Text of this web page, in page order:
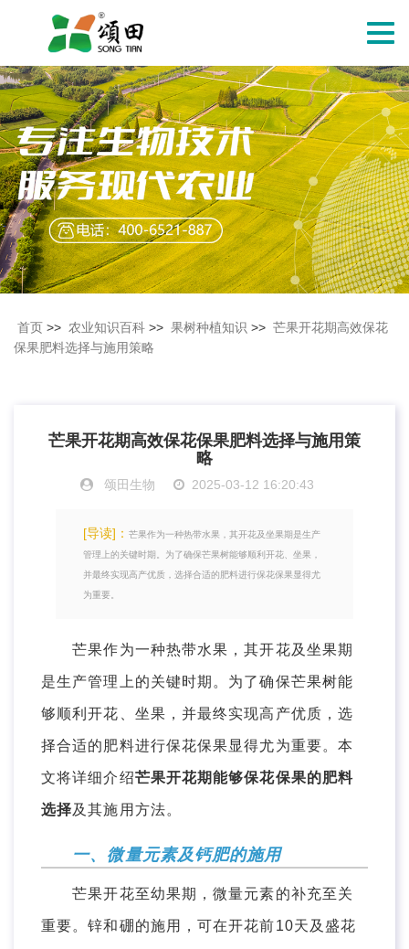
切
导
航
首页 >> 农业知识百科 >> 果树种植知识 >> 芒果开花期高效保花
保果肥料选择与施用策略
芒果开花期高效保花保果肥料选择与施用策
略
颂田生物 2025-03-12 16:20:43
[导读]： 芒果作为一种热带水果，其开花及坐果期是生产
管理上的关键时期。为了确保芒果树能够顺利开花、坐果，
并最终实现高产优质，选择合适的肥料进行保花保果显得尤
为重要。
芒果作为一种热带水果，其开花及坐果期
是生产管理上的关键时期。为了确保芒果树能
够顺利开花、坐果，并最终实现高产优质，选
择合适的肥料进行保花保果显得尤为重要。本
文将详细介绍芒果开花期能够保花保果的肥料
选择及其施用方法。
一、微量元素及钙肥的施用
芒果开花至幼果期，微量元素的补充至关
重要。锌和硼的施用，可在开花前10天及盛花